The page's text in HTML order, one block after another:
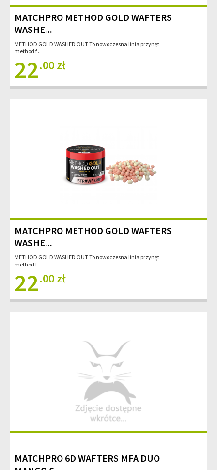
MATCHPRO METHOD GOLD WAFTERS
WASHE...
METHOD GOLD WASHED OUT To nowoczesna linia przynęt
method f...
22.00 zł
MATCHPRO METHOD GOLD WAFTERS
WASHE...
METHOD GOLD WASHED OUT To nowoczesna linia przynęt
method f...
22.00 zł
MATCHPRO 6D WAFTERS MFA DUO